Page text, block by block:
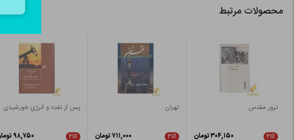
محصولات مرتبط
ترور مقدس
۲۱٪
۳۰۴,۱۵۰ تومان
تهران
۲۱٪
۷۱۱,۰۰۰ تومان
پس از نفت و انرژی خورشیدی
۲۱٪
۹۸,۷۵۰ تومان